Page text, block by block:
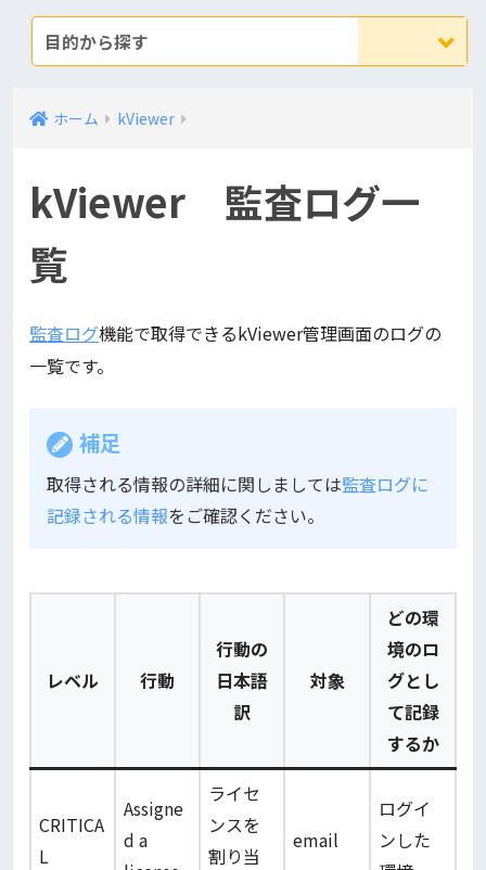
目的から探す
ホーム kViewer
kViewer 監査ログ一
覧
監査ログ機能で取得できるkViewer管理画面のログの
一覧です。
補足
取得される情報の詳細に関しましては監査ログに
記録される情報をご確認ください。
レベル 行動
行動の
日本語
訳
対象
どの環
境のロ
グとし
て記録
するか
CRITICA
L
Assigne
d a
ライセ
ンスを
割り当
email
ログイ
ンした